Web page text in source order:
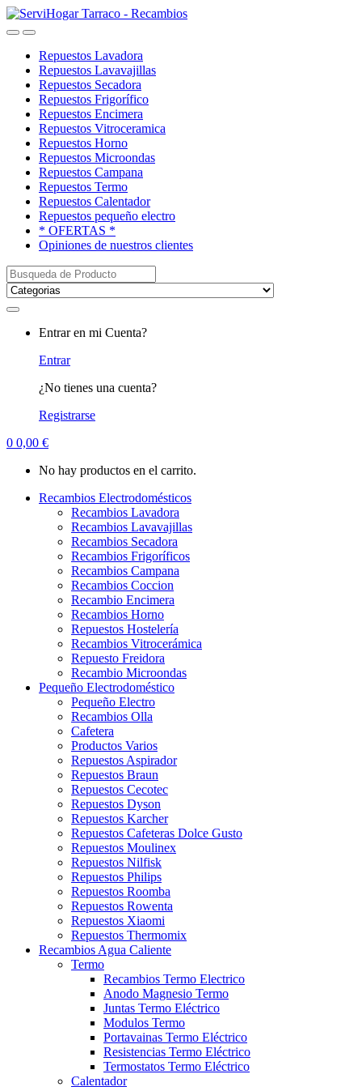
Saltar
a
saltar
al
OpenClose
Repuestos Lavadora
Repuestos Lavavajillas
Repuestos Secadora
Repuestos Frigorífico
Repuestos Encimera
Repuestos Vitroceramica
Repuestos Horno
Repuestos Microondas
Repuestos Campana
Repuestos Termo
Repuestos Calentador
Repuestos pequeño electro
* OFERTAS *
Opiniones de nuestros clientes
Buscar:
Entrar en mi Cuenta?
Entrar
¿No tienes una cuenta?
Registrarse
0 0,00 €
No hay productos en el carrito.
Recambios Electrodomésticos
Recambios Lavadora
Recambios Lavavajillas
Recambios Secadora
Recambios Frigoríficos
Recambios Campana
Recambios Coccion
Recambio Encimera
Recambios Horno
Repuestos Hostelería
Recambios Vitrocerámica
Repuesto Freidora
Recambio Microondas
Pequeño Electrodoméstico
Pequeño Electro
Recambios Olla
Cafetera
Productos Varios
Repuestos Aspirador
Repuestos Braun
Repuestos Cecotec
Repuestos Dyson
Repuestos Karcher
Repuestos Cafeteras Dolce Gusto
Repuestos Moulinex
Repuestos Nilfisk
Repuestos Philips
Repuestos Roomba
Repuestos Rowenta
Repuestos Xiaomi
Repuestos Thermomix
Recambios Agua Caliente
Termo
Recambios Termo Electrico
Anodo Magnesio Termo
Juntas Termo Eléctrico
Modulos Termo
Portavainas Termo Eléctrico
Resistencias Termo Eléctrico
Termostatos Termo Eléctrico
Calentador